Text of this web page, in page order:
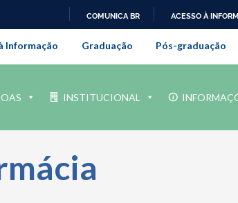
PARA
O
COMUNICA BR ACESSO À
Universidade
Informação Graduação Pós-graduação
INSTITUCIONAL